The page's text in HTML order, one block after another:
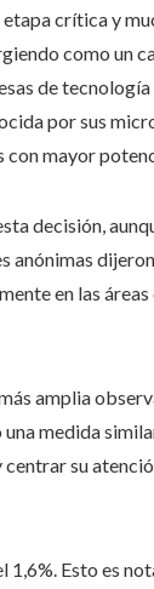
crítica y
como un
de tecnología
por sus
con mayor
decisión,
anónimas
en las
amplia
medida
su
Esto es